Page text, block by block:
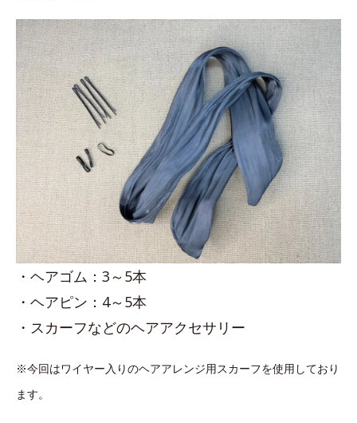
・ヘアゴム：3～5本
・ヘアピン：4～5本
・スカーフなどのヘアアクセサリー
※今回はワイヤー入りのヘアアレンジ用スカーフを使用しており
ます。